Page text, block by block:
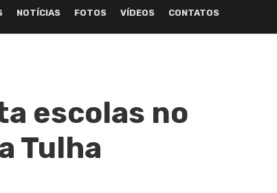
NOTÍCIAS FOTOS VÍDEOS CONTATOS
escolas no
Tulha